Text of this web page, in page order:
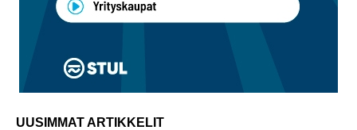
UUSIMMAT ARTIKKELIT